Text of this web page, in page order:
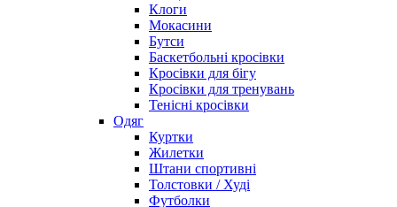
Клоги
Мокасини
Бутси
Баскетбольні кросівки
Кросівки для бігу
Кросівки для тренувань
Тенісні кросівки
Одяг
Куртки
Жилетки
Штани спортивні
Толстовки / Худі
Футболки